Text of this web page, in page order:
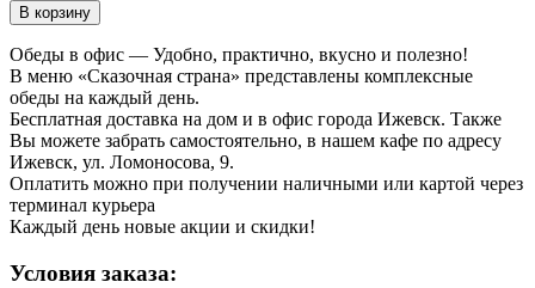
В корзину
Обеды в офис — Удобно, практично, вкусно и полезно!
В меню «Сказочная страна» представлены комплексные
обеды на каждый день.
Бесплатная доставка на дом и в офис города Ижевск. Также
Вы можете забрать самостоятельно, в нашем кафе по адресу
Ижевск, ул. Ломоносова, 9.
Оплатить можно при получении наличными или картой через
терминал курьера
Каждый день новые акции и скидки!
Условия заказа: